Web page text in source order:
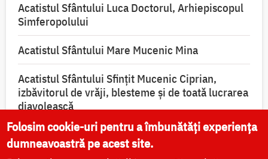
Acatistul Sfântului Luca Doctorul, Arhiepiscopul
Simferopolului
Acatistul Sfântului Mare Mucenic Mina
Acatistul Sfântului Sfințit Mucenic Ciprian,
izbăvitorul de vrăji, blesteme și de toată lucrarea
diavolească
Folosim cookie-uri pentru a îmbunătăți experiența
dumneavoastră pe acest site.